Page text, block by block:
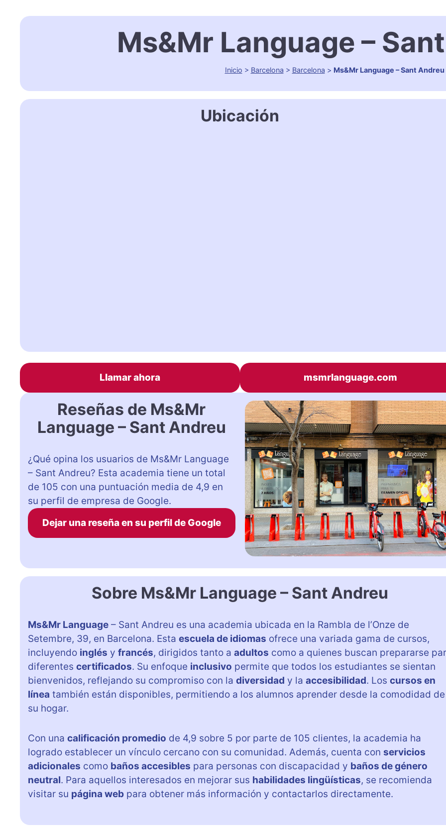
Ms&Mr Language –
Inicio > Barcelona > Barcelona > Ms&Mr Language – Sant Andreu
Ubicación
Llamar ahora msmrlanguage.com
Reseñas de Ms&Mr
Language – Sant Andreu
¿Qué opina los usuarios de Ms&Mr Language
– Sant Andreu? Esta academia tiene un total
de 105 con una puntuación media de 4,9 en
su perfil de empresa de Google.
Dejar una reseña en su perfil de Google
Sobre Ms&Mr Language – Sant Andreu
Ms&Mr Language – Sant Andreu es una academia ubicada en la Rambla de l’Onze de
Setembre, 39, en Barcelona. Esta escuela de idiomas ofrece una variada gama de cursos,
incluyendo inglés y francés, dirigidos tanto a adultos como a quienes buscan prepararse
diferentes certificados. Su enfoque inclusivo permite que todos los estudiantes se sientan
bienvenidos, reflejando su compromiso con la diversidad y la accesibilidad. Los cursos en
línea también están disponibles, permitiendo a los alumnos aprender desde la comodidad de
su hogar.
Con una calificación promedio de 4,9 sobre 5 por parte de 105 clientes, la academia ha
logrado establecer un vínculo cercano con su comunidad. Además, cuenta con servicios
adicionales como baños accesibles para personas con discapacidad y baños de género
neutral. Para aquellos interesados en mejorar sus habilidades lingüísticas, se recomienda
visitar su página web para obtener más información y contactarlos directamente.